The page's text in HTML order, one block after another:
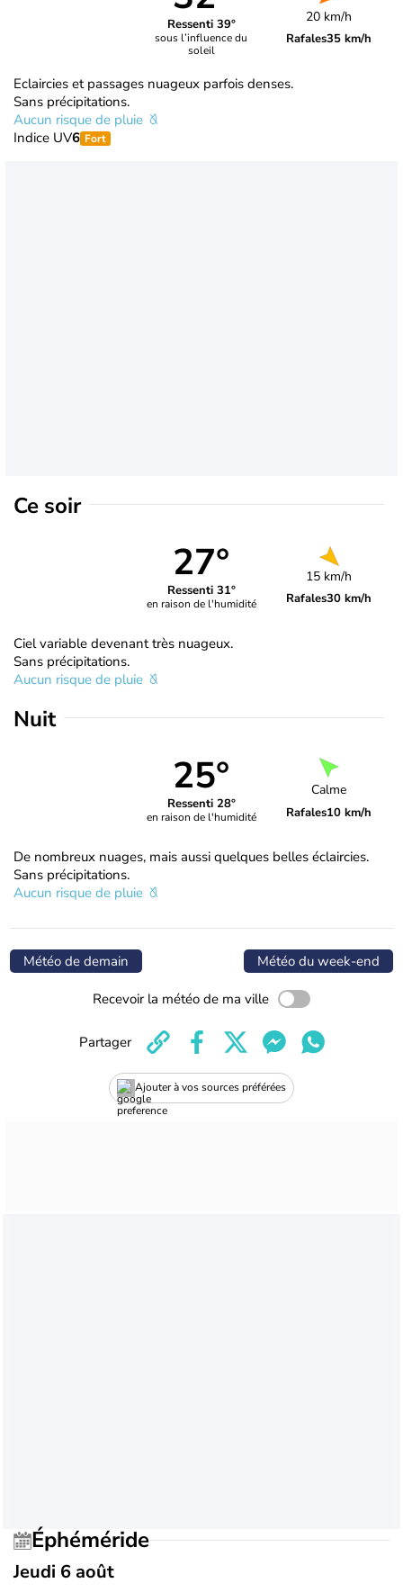
Ressenti 39°
sous l’influence du
soleil
20 km/h
Rafales35 km/h
Eclaircies et passages nuageux parfois denses.
Sans précipitations.
Aucun risque de pluie
Indice UV6 Fort
Ce soir
27°
Ressenti 31°
en raison de l'humidité
15 km/h
Rafales30 km/h
Ciel variable devenant très nuageux.
Sans précipitations.
Aucun risque de pluie
Nuit
25°
Ressenti 28°
en raison de l'humidité
Calme
Rafales10 km/h
De nombreux nuages, mais aussi quelques belles éclaircies.
Sans précipitations.
Aucun risque de pluie
Météo de demain Météo du week-end
Recevoir la météo de ma ville
Ajouter à vos sources préférées
Partager
Éphéméride
Jeudi 6 août